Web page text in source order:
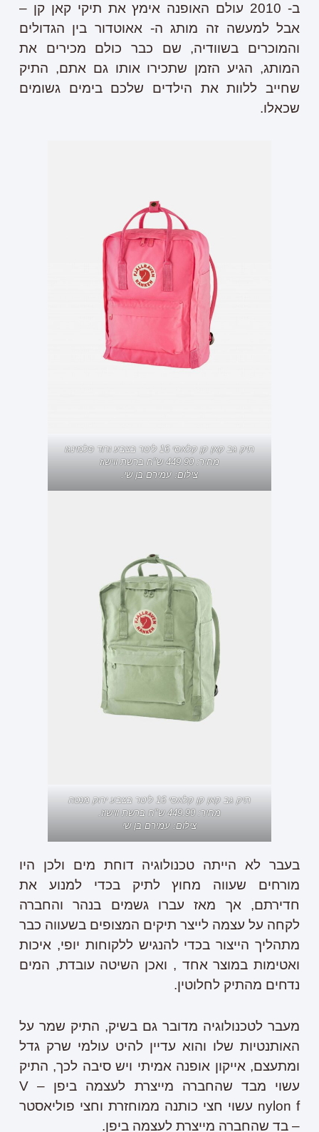
ב- 2010 עולם האופנה אימץ את תיקי קאן קן –
אבל למעשה זה מותג ה- אאוטדור בין הגדולים
והמוכרים בשוודיה, שם כבר כולם מכירים את
המותג, הגיע הזמן שתכירו אותו גם אתם, התיק
שחייב ללוות את הילדים שלכם בימים גשומים
שכאלו.
תיק גב קאן קן קלאסי 16 ליטר בצבע ורוד פלמינגו
מחיר: 449.90 ש"ח ברשת ווישוז
צילום: עמירם בן שי.
תיק גב קאן קן קלאסי 16 ליטר בצבע ירוק מנטה
מחיר: 449.90 ש"ח ברשת ווישוז.
צילום: עמירם בן שי
בעבר לא הייתה טכנולוגיה דוחת מים ולכן היו
מורחים שעווה מחוץ לתיק בכדי למנוע את
חדירתם, אך מאז עברו גשמים בנהר והחברה
לקחה על עצמה לייצר תיקים המצופים בשעווה כבר
מתהליך הייצור בכדי להנגיש ללקוחות יופי, איכות
ואטימות במוצר אחד , ואכן השיטה עובדת, המים
נדחים מהתיק לחלוטין.
מעבר לטכנולוגיה מדובר גם בשיק, התיק שמר על
האותנטיות שלו והוא עדיין להיט עולמי שרק גדל
ומתעצם, אייקון אופנה אמיתי ויש סיבה לכך, התיק
עשוי מבד שהחברה מייצרת לעצמה ביפן – V
nylon f עשוי חצי כותנה ממוחזרת וחצי פוליאסטר
– בד שהחברה מייצרת לעצמה ביפן.